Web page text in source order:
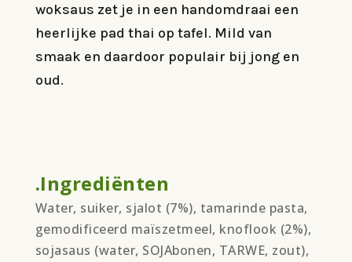
woksaus zet je in een handomdraai een
heerlijke pad thai op tafel. Mild van
smaak en daardoor populair bij jong en
oud.
.Ingrediënten
Water, suiker, sjalot (7%), tamarinde pasta,
gemodificeerd maïszetmeel, knoflook (2%),
sojasaus (water, SOJAbonen, TARWE, zout),